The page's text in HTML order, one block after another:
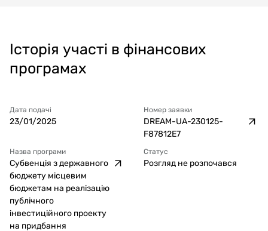
Історія участі в фінансових
програмах
Дата подачі
23/01/2025
Номер заявки
DREAM-UA-230125-
F87812E7
Назва програми
Субвенція з державного
бюджету місцевим
бюджетам на реалізацію
публічного
інвестиційного проекту
на придбання
Статус
Розгляд не розпочався